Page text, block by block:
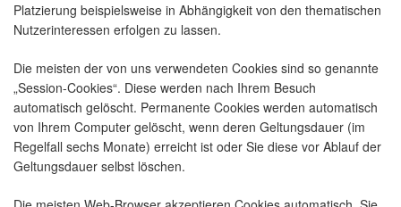
Platzierung beispielsweise in Abhängigkeit von den thematischen
Nutzerinteressen erfolgen zu lassen.
Die meisten der von uns verwendeten Cookies sind so genannte
„Session-Cookies“. Diese werden nach Ihrem Besuch
automatisch gelöscht. Permanente Cookies werden automatisch
von Ihrem Computer gelöscht, wenn deren Geltungsdauer (im
Regelfall sechs Monate) erreicht ist oder Sie diese vor Ablauf der
Geltungsdauer selbst löschen.